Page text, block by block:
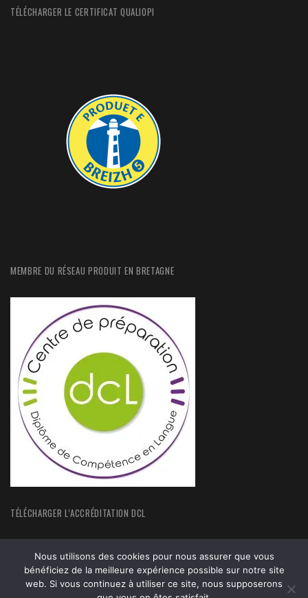
TÉLÉCHARGER LE CERTIFICAT QUALIOPI
MEMBRE DU RÉSEAU PRODUIT EN BRETAGNE
TÉLÉCHARGER L’ACCRÉDITATION DCL
Nous utilisons des cookies pour nous assurer que vous
bénéficiez de la meilleure expérience possible sur notre site
web. Si vous continuez à utiliser ce site, nous supposerons